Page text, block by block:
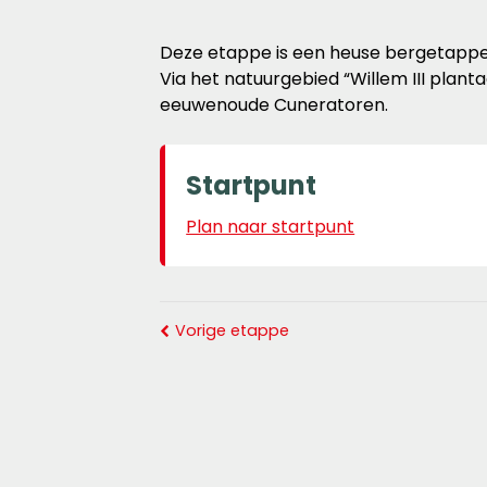
Deze etappe is een heuse
Via het natuurgebied “Willem III
eeuwenoude Cuneratoren.
Startpunt
Plan naar startpunt
Vorige etappe